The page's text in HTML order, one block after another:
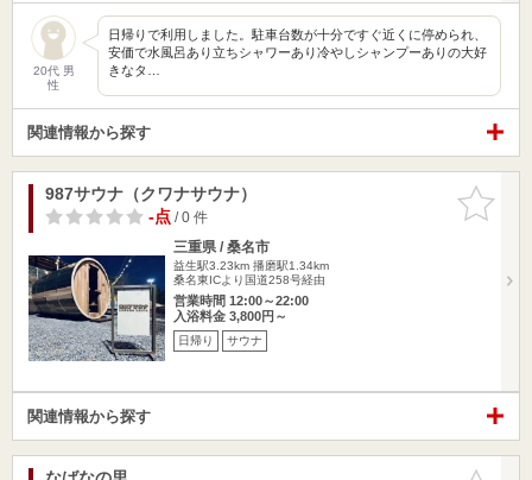
20代 男
性
日帰りで利用しました。駐車台数が十分ですぐ近くに停められ、
安価で水風呂あり立ちシャワーあり冷やしシャンプーありの大好
きなタ…
関連情報から探す
お気に入
りに追加
987サウナ（クワナサウナ）
-点/ 0 件
三重県 / 桑名市
益生駅3.23km 播磨駅1.34km
桑名東ICより国道258号経由
営業時間 12:00～22:00
入浴料金 3,800円～
日帰り サウナ
関連情報から探す